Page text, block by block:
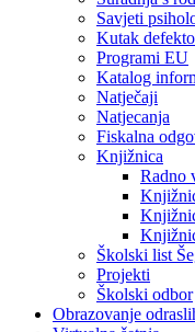
Savjeti
Kutak
Programi EU
Katalog
Natječaji
Natjecanja
Fiskalna
Knjižnica
Radno
Školski list
Projekti
Školski odbor
Obrazovanje